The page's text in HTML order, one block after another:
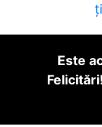
Este
Felicitări!